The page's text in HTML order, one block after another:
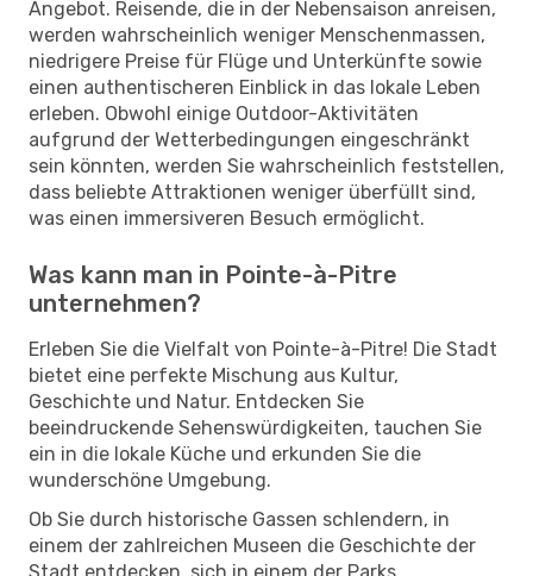
Angebot. Reisende, die in der Nebensaison anreisen,
werden wahrscheinlich weniger Menschenmassen,
niedrigere Preise für Flüge und Unterkünfte sowie
einen authentischeren Einblick in das lokale Leben
erleben. Obwohl einige Outdoor-Aktivitäten
aufgrund der Wetterbedingungen eingeschränkt
sein könnten, werden Sie wahrscheinlich feststellen,
dass beliebte Attraktionen weniger überfüllt sind,
was einen immersiveren Besuch ermöglicht.
Was kann man in Pointe-à-Pitre
unternehmen?
Erleben Sie die Vielfalt von Pointe-à-Pitre! Die Stadt
bietet eine perfekte Mischung aus Kultur,
Geschichte und Natur. Entdecken Sie
beeindruckende Sehenswürdigkeiten, tauchen Sie
ein in die lokale Küche und erkunden Sie die
wunderschöne Umgebung.
Ob Sie durch historische Gassen schlendern, in
einem der zahlreichen Museen die Geschichte der